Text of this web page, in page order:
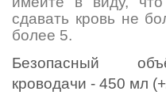
сдавать кровь не
более 5.
Безопасный
кроводачи - 450 мл